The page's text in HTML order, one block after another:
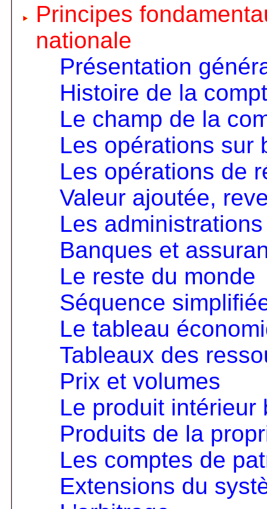
Principes
nationale
Présentation
Histoire de la
Le champ de la
Les opérations sur
Les opérations de
Valeur ajoutée,
Les
Banques et
Le reste du monde
Séquence
Le tableau
Tableaux des
Prix et volumes
Le produit intérieur
Produits de la
Les comptes de
Extensions du